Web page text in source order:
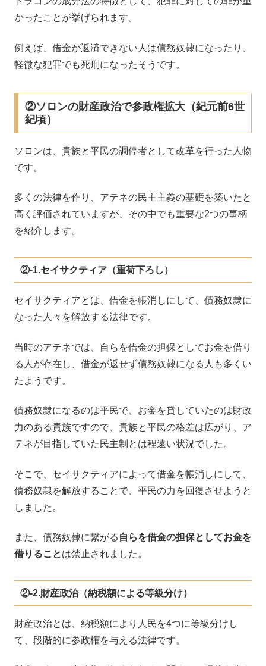
かったことが挙げられます。
例えば、借金が返済できない人は債務奴隷になったり、
軽微な犯罪でも死刑になったそうです。
②ソロンの財産政治で参政権拡大（紀元前6世
紀頃）
ソロンは、貴族と平民の調停者として改革を行った人物
です。
多くの法律を作り、アテネの民主主義の基礎を築いたと
高く評価されていますが、その中でも重要な2つの事柄
を紹介します。
②-1.セイサクティア（重荷下ろし）
セイサクティアとは、借金を帳消しにして、債務奴隷に
なった人々を解放する法律です。
当時のアテネでは、自らを借金の担保としてお金を借り
る人が存在し、借金が返せず債務奴隷になる人も多くい
たようです。
債務奴隷になるのは平民で、お金を貸していたのは財政
力のある貴族ですので、貴族と平民の格差は広がり、ア
テネが目指していた民主制とは程遠い状況でした。
そこで、セイサクティアによって借金を帳消しにして、
債務奴隷を解放することで、平民の力を回復させようと
しました。
また、債務奴隷に繋がる 自らを借金の担保としてお金を
借りることは禁止されました。
②-2.財産政治（納税額による等級分け）
財産政治とは、納税額により人民を4つに等級分けし
て、段階的に参政権を与える法律です。